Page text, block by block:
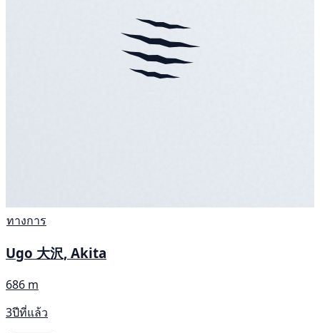
ทางการ
Ugo 大沢, Akita
686 m
3ปีที่แล้ว